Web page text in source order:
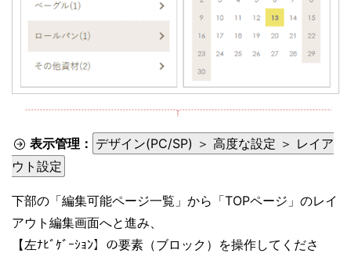
表示管理： デザイン(PC/SP) ＞ 高度な設定 ＞ レイア
ウト設定
下部の「編集可能ページ一覧」から「TOPページ」のレイ
アウト編集画面へと進み、
【左ﾅﾋﾞｹﾞｰｼｮﾝ】の要素（ブロック）を操作してくださ